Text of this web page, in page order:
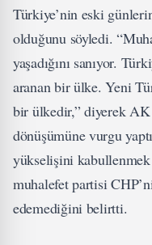
Türkiye’nin eski
olduğunu söyledi.
yaşadığını sanıyor.
aranan bir ülke. Yeni
bir ülkedir,” diyerek
dönüşümüne vurgu
yükselişini kabullenmek
muhalefet partisi
edemediğini belirtti.